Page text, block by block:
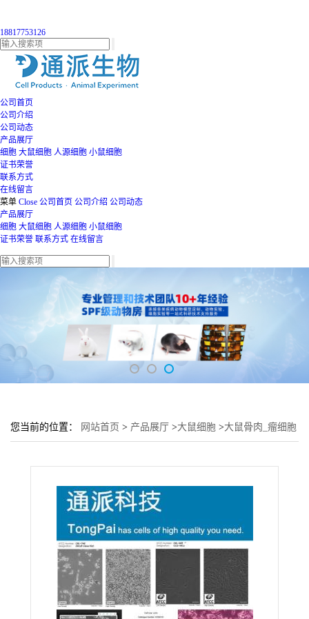
18817753126
公司首页
公司介绍
公司动态
产品展厅
细胞 大鼠细胞 人源细胞 小鼠细胞
证书荣誉
联系方式
在线留言
菜单 Close 公司首页 公司介绍 公司动态
产品展厅
细胞 大鼠细胞 人源细胞 小鼠细胞
证书荣誉 联系方式 在线留言
您当前的位置： 网站首页 > 产品展厅 >大鼠细胞 >大鼠骨肉_瘤细胞